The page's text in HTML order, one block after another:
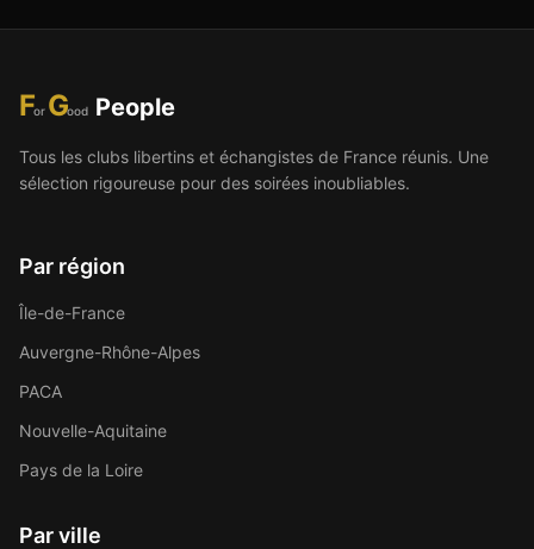
For Good People
Tous les clubs libertins et échangistes de France réunis. Une
sélection rigoureuse pour des soirées inoubliables.
Par région
Île-de-France
Auvergne-Rhône-Alpes
PACA
Nouvelle-Aquitaine
Pays de la Loire
Par ville